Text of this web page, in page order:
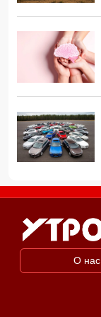
О нас